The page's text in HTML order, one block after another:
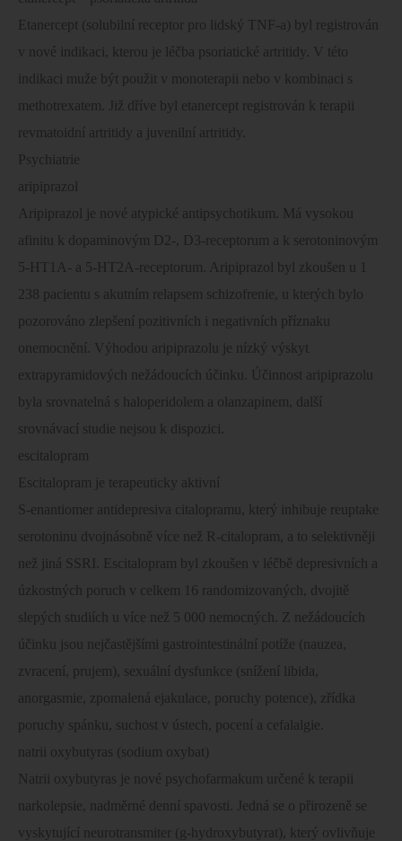
Etanercept (solubilní receptor pro lidský TNF-a) byl registrován
v nové indikaci, kterou je léčba psoriatické artritidy. V této
indikaci muže být použit v monoterapii nebo v kombinaci s
methotrexatem. Již dříve byl etanercept registrován k terapii
revmatoidní artritidy a juvenilní artritidy.
Psychiatrie
aripiprazol
Aripiprazol je nové atypické antipsychotikum. Má vysokou
afinitu k dopaminovým D2-, D3-receptorum a k serotoninovým
5-HT1A- a 5-HT2A-receptorum. Aripiprazol byl zkoušen u 1
238 pacientu s akutním relapsem schizofrenie, u kterých bylo
pozorováno zlepšení pozitivních i negativních příznaku
onemocnění. Výhodou aripiprazolu je nízký výskyt
extrapyramidových nežádoucích účinku. Účinnost aripiprazolu
byla srovnatelná s haloperidolem a olanzapinem, další
srovnávací studie nejsou k dispozici.
escitalopram
Escitalopram je terapeuticky aktivní
S-enantiomer antidepresiva citalopramu, který inhibuje reuptake
serotoninu dvojnásobně více než R-citalopram, a to selektivněji
než jiná SSRI. Escitalopram byl zkoušen v léčbě depresivních a
úzkostných poruch v celkem 16 randomizovaných, dvojitě
slepých studiích u více než 5 000 nemocných. Z nežádoucích
účinku jsou nejčastějšími gastrointestinální potíže (nauzea,
zvracení, prujem), sexuální dysfunkce (snížení libida,
anorgasmie, zpomalená ejakulace, poruchy potence), zřídka
poruchy spánku, suchost v ústech, pocení a cefalalgie.
natrii oxybutyras (sodium oxybat)
Natrii oxybutyras je nové psychofarmakum určené k terapii
narkolepsie, nadměrné denní spavosti. Jedná se o přirozeně se
vyskytující neurotransmiter (g-hydroxybutyrat), který ovlivňuje